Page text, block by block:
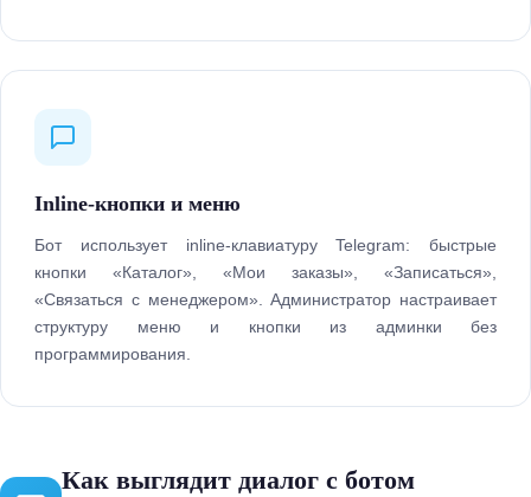
Inline-кнопки и меню
Бот использует inline-клавиатуру Telegram: быстрые
кнопки «Каталог», «Мои заказы», «Записаться»,
«Связаться с менеджером». Администратор настраивает
структуру меню и кнопки из админки без
программирования.
Как выглядит диалог с ботом